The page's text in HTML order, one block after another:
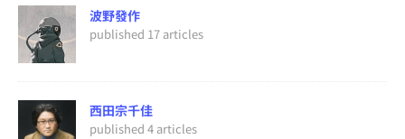
波野發作
published 17 articles
西田宗千佳
published 4 articles